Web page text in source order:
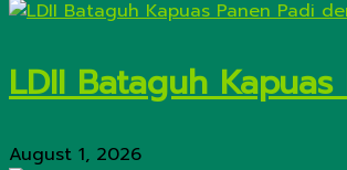
LDII Bataguh
August 1, 2026